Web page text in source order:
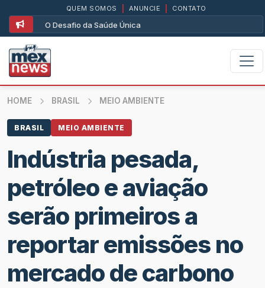
O Desafio da Saúde Única
QUEM SOMOS ANUNCIE CONTATO
HOME BRASIL MEIO AMBIENTE
BRASIL MEIO AMBIENTE
Indústria pesada,
petróleo e aviação
serão primeiros a
reportar emissões no
mercado de carbono